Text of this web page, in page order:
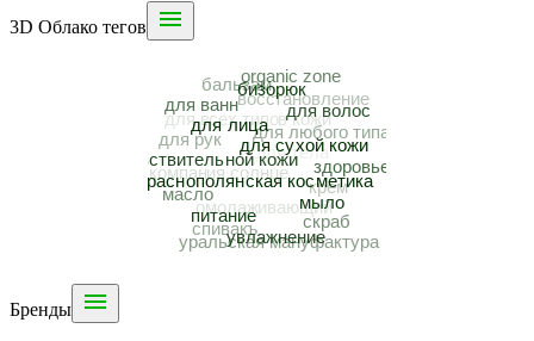
3D Облако тегов 
Бренды 